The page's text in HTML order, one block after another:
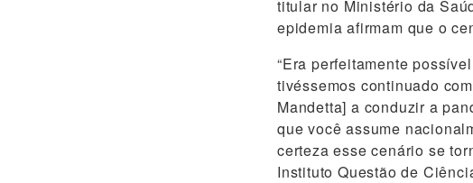
titular no Ministério da
epidemia afirmam que o
“Era perfeitamente
tivéssemos continuado
Mandetta] a conduzir a
que você assume
certeza esse cenário se
Instituto Questão de